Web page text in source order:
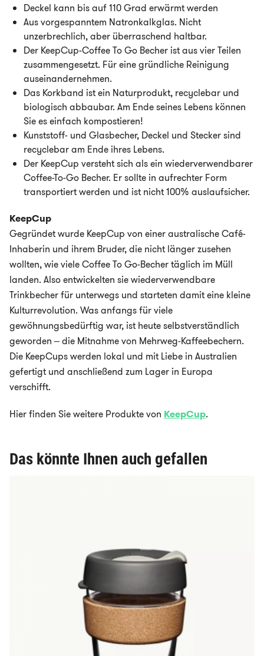
Deckel kann bis auf 110 Grad erwärmt werden
Aus vorgespanntem Natronkalkglas. Nicht
unzerbrechlich, aber überraschend haltbar.
Der KeepCup-Coffee To Go Becher ist aus vier Teilen
zusammengesetzt. Für eine gründliche Reinigung
auseinandernehmen.
Das Korkband ist ein Naturprodukt, recyclebar und
biologisch abbaubar. Am Ende seines Lebens können
Sie es einfach kompostieren!
Kunststoff- und Glasbecher, Deckel und Stecker sind
recyclebar am Ende ihres Lebens.
Der KeepCup versteht sich als ein wiederverwendbarer
Coffee-To-Go Becher. Er sollte in aufrechter Form
transportiert werden und ist nicht 100% auslaufsicher.
KeepCup
Gegründet wurde KeepCup von einer australische Café-
Inhaberin und ihrem Bruder, die nicht länger zusehen
wollten, wie viele Coffee To Go-Becher täglich im Müll
landen. Also entwickelten sie wiederverwendbare
Trinkbecher für unterwegs und starteten damit eine kleine
Kulturrevolution. Was anfangs für viele
gewöhnungsbedürftig war, ist heute selbstverständlich
geworden – die Mitnahme von Mehrweg-Kaffeebechern.
Die KeepCups werden lokal und mit Liebe in Australien
gefertigt und anschließend zum Lager in Europa
verschifft.
Hier finden Sie weitere Produkte von KeepCup.
Das könnte Ihnen auch gefallen